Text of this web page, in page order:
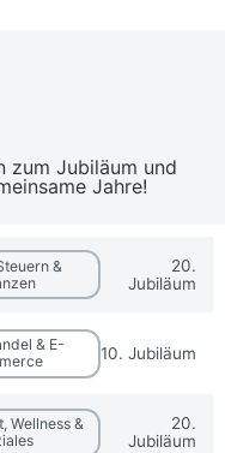
zum Jubiläum und
Jahre!
&
20.
Jubiläum
& E-
10. Jubiläum
Wellness &
20.
Jubiläum